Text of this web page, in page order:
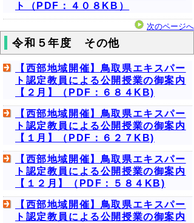
ト（PDF：４０８KB）
次のページへ
令和５年度 その他
【西部地域開催】鳥取県エキスパー
ト認定教員による公開授業の御案内
【２月】（PDF：６８４KB)
【西部地域開催】鳥取県エキスパー
ト認定教員による公開授業の御案内
【１月】（PDF：６２７KB)
【西部地域開催】鳥取県エキスパー
ト認定教員による公開授業の御案内
【１２月】（PDF：５８４KB)
【西部地域開催】鳥取県エキスパー
ト認定教員による公開授業の御案内